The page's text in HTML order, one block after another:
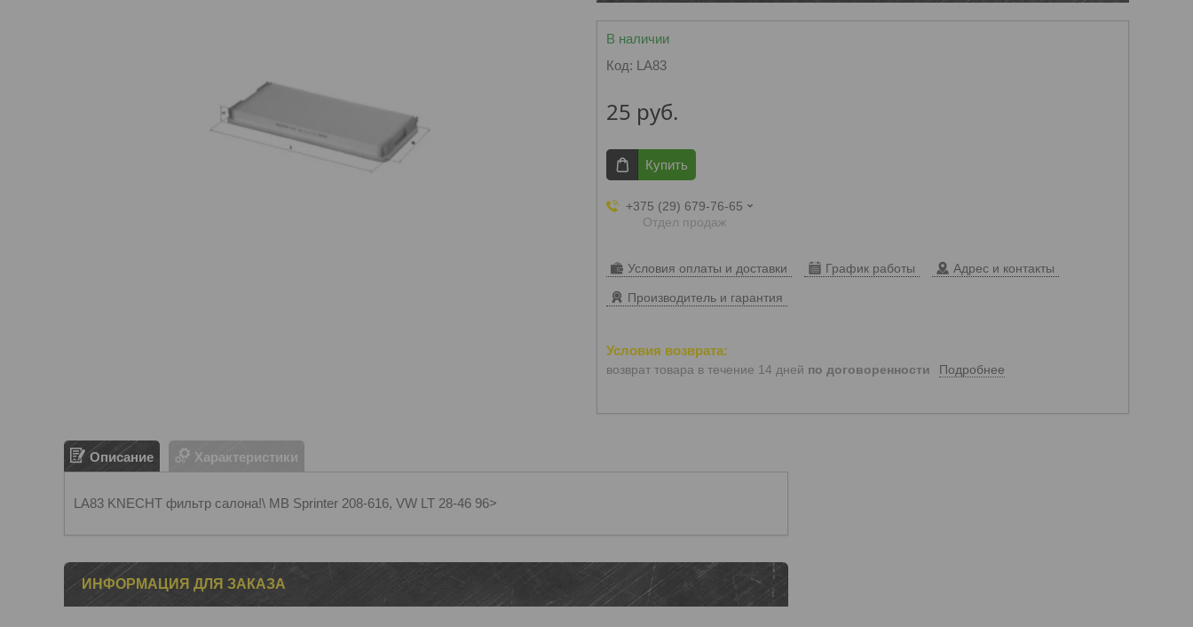
В наличии
Код: LA83
25 руб.
Купить
+375 (29) 679-76-65
Отдел продаж
Условия оплаты и доставки График работы Адрес и контакты
Производитель и гарантия
возврат товара в течение 14 дней по договоренности Подробнее
Описание Характеристики
LA83 KNECHT фильтр салона!\ MB Sprinter 208-616, VW LT 28-46 96>
ИНФОРМАЦИЯ ДЛЯ ЗАКАЗА